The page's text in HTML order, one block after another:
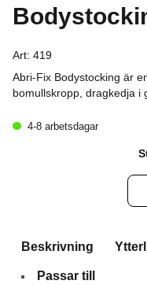
Art: 419
Abri-Fix Bodystocking är
bomullskropp, dragkedja i
4-8 arbetsdagar
Fix
Beskrivning
Passar till